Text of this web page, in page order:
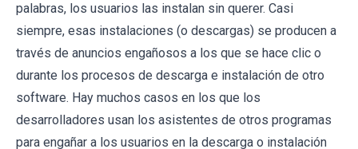
palabras, los usuarios las instalan sin querer. Casi
siempre, esas instalaciones (o descargas) se producen a
través de anuncios engañosos a los que se hace clic o
durante los procesos de descarga e instalación de otro
software. Hay muchos casos en los que los
desarrolladores usan los asistentes de otros programas
para engañar a los usuarios en la descarga o instalación